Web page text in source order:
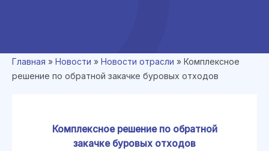
Главная » Новости » Новости отрасли » Комплексное
решение по обратной закачке буровых отходов
Комплексное решение по обратной
закачке буровых отходов